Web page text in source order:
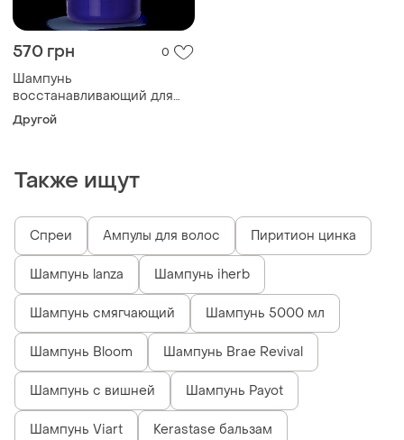
570 грн 0
Шампунь
восстанавливающий для
поврежденных волос repair
master lux (100, 250, 1000,
Другой
Также ищут
Спреи Ампулы для волос Пиритион цинка
Шампунь lanza Шампунь iherb
Шампунь смягчающий Шампунь 5000 мл
Шампунь Bloom Шампунь Brae Revival
Шампунь с вишней Шампунь Payot
Шампунь Viart Kerastase бальзам